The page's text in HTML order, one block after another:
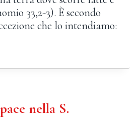
33,2-3). È secondo
che lo intendiamo:
nella S.